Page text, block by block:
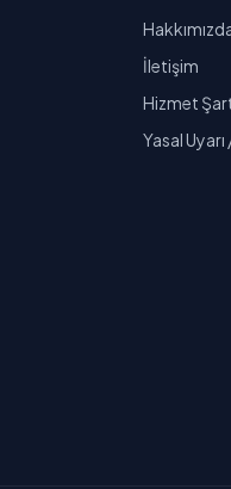
İletişim
Hizmet
Yasal